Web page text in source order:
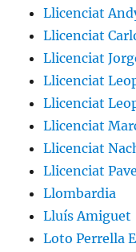
Llicenciat
Llicenciat
Llicenciat
Llicenciat
Llicenciat
Llicenciat
Llicenciat
Llicenciat
Llombardia
Lluís Amiguet
Loto Perrella